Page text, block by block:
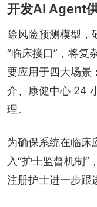
开发AI Agent
除风险预测模型，
“临床接口”，将复
要应用于四大场景
介、康健中心 24
理。
为确保系统在临床
入“护士监督机制”
注册护士进一步跟